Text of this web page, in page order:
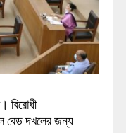
বিরোধী
বেড দখলের জন্য